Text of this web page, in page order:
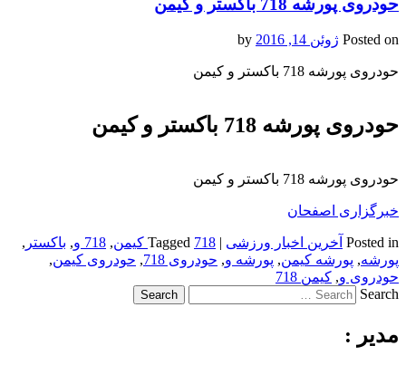
Posted on ژوئن 14, 2016
حودروی پورشه 718 باکستر و کیمن
حودروی پورشه 718 باکستر و کیمن
حودروی پورشه 718 باکستر و کیمن
خبرگزاری اصفحان
Posted in آخرین اخبار ورزشی |
Tagged 718 کیمن , 718 و , باکستر ,
پورشه, پورشه کیمن, پورشه و, حودروی 718 , حودروی کیمن,
حودروی و, کیمن 718
Search
مدیر :